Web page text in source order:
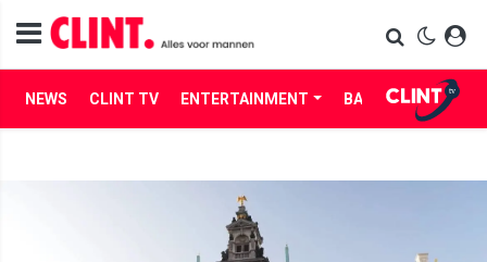
NEWS CLINT TV ENTERTAINMENT BABES LIFE